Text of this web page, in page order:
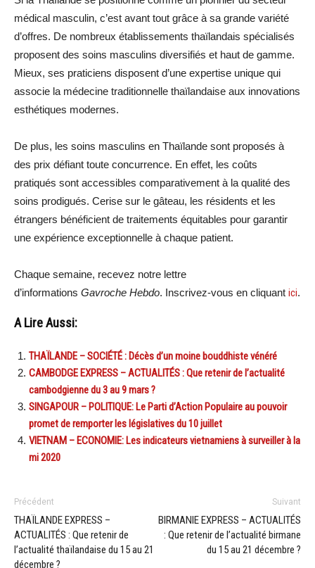
médical masculin, c’est avant tout grâce à sa grande variété
d’offres. De nombreux établissements thaïlandais spécialisés
proposent des soins masculins diversifiés et haut de gamme.
Mieux, ses praticiens disposent d’une expertise unique qui
associe la médecine traditionnelle thaïlandaise aux innovations
esthétiques modernes.
De plus, les soins masculins en Thaïlande sont proposés à
des prix défiant toute concurrence. En effet, les coûts
pratiqués sont accessibles comparativement à la qualité des
soins prodigués. Cerise sur le gâteau, les résidents et les
étrangers bénéficient de traitements équitables pour garantir
une expérience exceptionnelle à chaque patient.
Chaque semaine, recevez notre lettre
d’informations Gavroche Hebdo. Inscrivez-vous en cliquant ici.
A Lire Aussi:
THAÏLANDE – SOCIÉTÉ : Décès d’un moine bouddhiste vénéré
CAMBODGE EXPRESS – ACTUALITÉS : Que retenir de l’actualité
cambodgienne du 3 au 9 mars ?
SINGAPOUR – POLITIQUE: Le Parti d’Action Populaire au pouvoir
promet de remporter les législatives du 10 juillet
VIETNAM – ECONOMIE: Les indicateurs vietnamiens à surveiller à la
mi 2020
Précédent
THAÏLANDE EXPRESS –
ACTUALITÉS : Que retenir de
l’actualité thaïlandaise du 15 au 21
décembre ?
Suivant
BIRMANIE EXPRESS – ACTUALITÉS
: Que retenir de l’actualité birmane
du 15 au 21 décembre ?